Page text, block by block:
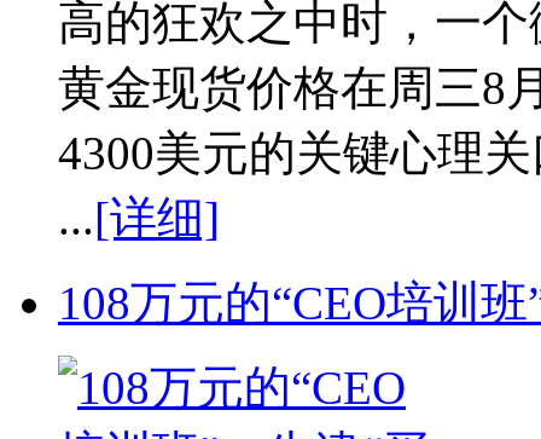
高的狂欢之中时，一
黄金现货价格在周三8
4300美元的关键心理
...[详细]
108万元的“CEO培训